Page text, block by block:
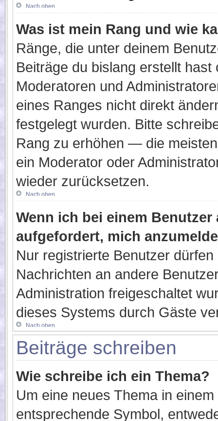
Nach oben
Was ist mein Rang und wie
Ränge, die unter deinem
Beiträge du bislang erstellt
Moderatoren und
eines Ranges nicht direkt
festgelegt wurden. Bitte
Rang zu erhöhen — die
ein Moderator oder
wieder zurücksetzen.
Nach oben
Wenn ich bei einem
aufgefordert, mich
Nur registrierte Benutzer
Nachrichten an andere
Administration freigeschaltet
dieses Systems durch Gäste
Nach oben
Beiträge schreiben
Wie schreibe ich ein Thema?
Um eine neues Thema in
entsprechende Symbol,